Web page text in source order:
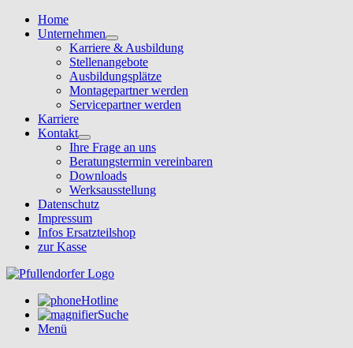
Home
Unternehmen
Karriere & Ausbildung
Stellenangebote
Ausbildungsplätze
Montagepartner werden
Servicepartner werden
Karriere
Kontakt
Ihre Frage an uns
Beratungstermin vereinbaren
Downloads
Werksausstellung
Datenschutz
Impressum
Infos Ersatzteilshop
zur Kasse
Hotline
Suche
Menü